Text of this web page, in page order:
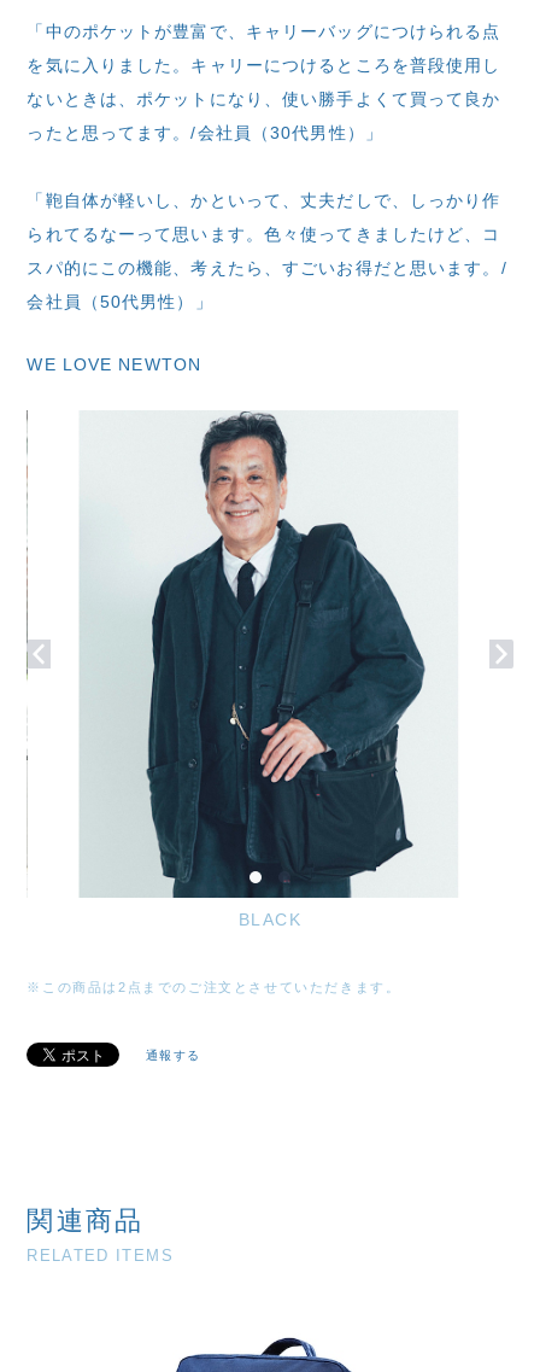
「中のポケットが豊富で、キャリーバッグにつけられる点
を気に入りました。キャリーにつけるところを普段使用し
ないときは、ポケットになり、使い勝手よくて買って良か
ったと思ってます。/会社員（30代男性）」
「鞄自体が軽いし、かといって、丈夫だしで、しっかり作
られてるなーって思います。色々使ってきましたけど、コ
スパ的にこの機能、考えたら、すごいお得だと思います。/
会社員（50代男性）」
WE LOVE NEWTON
BLACK
※この商品は2点までのご注文とさせていただきます。
通報する
関連商品
RELATED ITEMS